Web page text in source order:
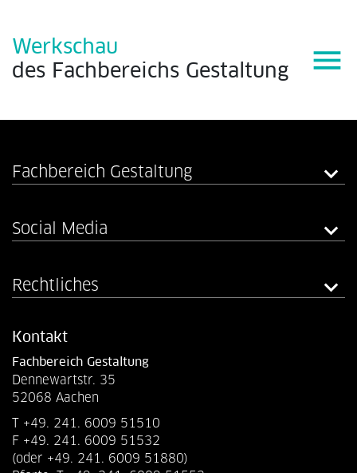
Werkschau
des Fachbereichs Gestaltung menu
Fachbereich Gestaltung
Social Media
Rechtliches
Kontakt
Fachbereich Gestaltung
Dennewartstr. 35
52068 Aachen
T +49. 241. 6009 51510
F +49. 241. 6009 51532
(oder +49. 241. 6009 51880)